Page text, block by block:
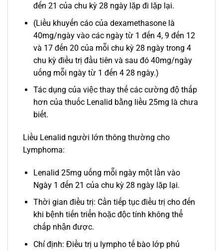
đến 21 của chu kỳ 28 ngày lặp đi lặp lại.
(Liều khuyến cáo của dexamethasone là
40mg/ngày vào các ngày từ 1 đến 4, 9 đến 12
và 17 đến 20 của mỗi chu kỳ 28 ngày trong 4
chu kỳ điều trị đầu tiên và sau đó 40mg/ngày
uống mỗi ngày từ 1 đến 4 28 ngày.)
Tác dụng của việc thay thế các cường độ thấp
hơn của thuốc Lenalid bằng liều 25mg là chưa
biết.
Liều Lenalid người lớn thông thường cho
Lymphoma:
Lenalid 25mg uống mỗi ngày một lần vào
Ngày 1 đến 21 của chu kỳ 28 ngày lặp lại.
Thời gian điều trị: Cần tiếp tục điều trị cho đến
khi bệnh tiến triển hoặc độc tính không thể
chấp nhận được.
Chỉ định: Điều trị u lympho tế bào lớp phủ